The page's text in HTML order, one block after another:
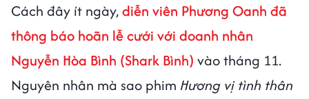
Cách đây ít ngày,diễn viên Phương Oanh đã
thông báo hoãn lễ cưới với doanh nhân
Nguyễn Hòa Bình (Shark Bình) vào tháng 11.
Nguyên nhân mà sao phim Hương vị tình thân